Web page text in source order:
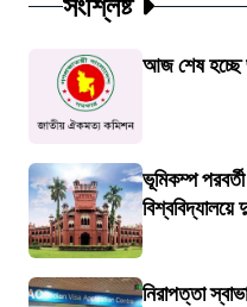
আজ শেষ হচ্ছে
ভূমিকম্প
নিরাপত্তা